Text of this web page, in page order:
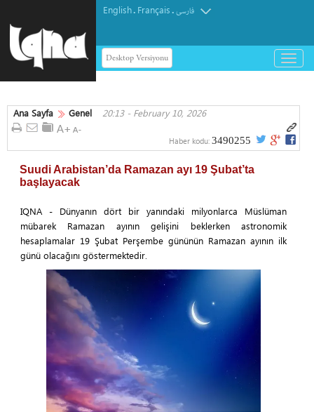
English. Français.فارسی
Desktop Versiyonu
باز
و
کردن
Ana Sayfa Genel 20:13 - February 10, 2026
Haber kodu: 3490255
Suudi Arabistan’da Ramazan ayı 19 Şubat’ta
başlayacak
IQNA - Dünyanın dört bir yanındaki milyonlarca Müslüman
mübarek Ramazan ayının gelişini beklerken astronomik
hesaplamalar 19 Şubat Perşembe gününün Ramazan ayının ilk
günü olacağını göstermektedir.